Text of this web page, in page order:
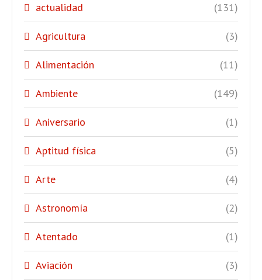
actualidad (131)
Agricultura (3)
Alimentación (11)
Ambiente (149)
Aniversario (1)
Aptitud física (5)
Arte (4)
Astronomía (2)
Atentado (1)
Aviación (3)